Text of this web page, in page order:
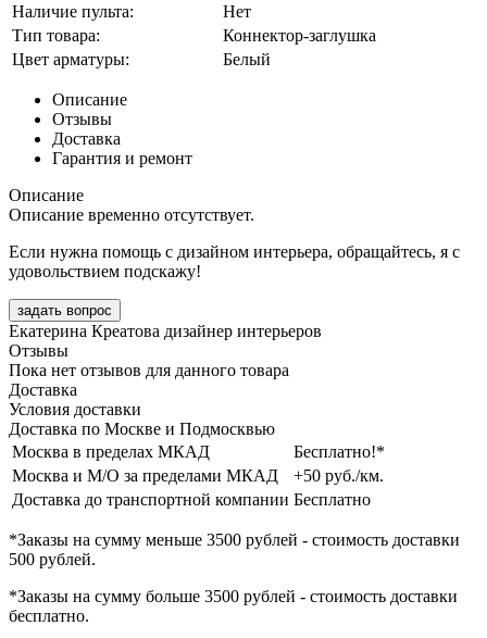
Наличие пульта:
Нет
Тип товара:
Коннектор-заглушка
Цвет арматуры:
Белый
Описание
Отзывы
Доставка
Гарантия и ремонт
Описание
Описание временно отсутствует.
Если нужна помощь с дизайном интерьера, обращайтесь, я с
удовольствием подскажу!
задать вопрос
Екатерина Креатова дизайнер интерьеров
Отзывы
Пока нет отзывов для данного товара
Доставка
Условия доставки
Доставка по Москве и Подмосквью
Москва в пределах МКАД
Бесплатно!*
Москва и М/О за пределами МКАД
+50 руб./км.
Доставка до транспортной компании Бесплатно
*Заказы на сумму меньше 3500 рублей - стоимость доставки
500 рублей.
*Заказы на сумму больше 3500 рублей - стоимость доставки
бесплатно.